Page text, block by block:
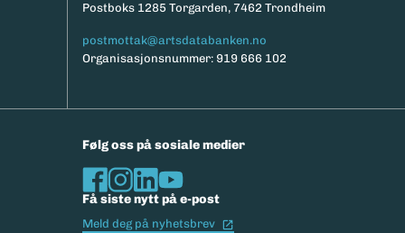
Postboks 1285 Torgarden, 7462 Trondheim
postmottak@artsdatabanken.no
Organisasjonsnummer: 919 666 102
Følg oss på sosiale medier
Få siste nytt på e-post
Meld deg på nyhetsbrev